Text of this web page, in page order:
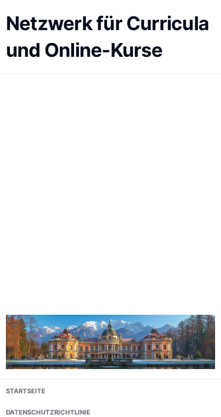
Netzwerk für Curricula
und Online-Kurse
Skip
content
STARTSEITE
DATENSCHUTZRICHTLINIE